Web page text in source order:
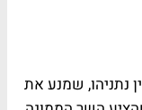
נתניהו, שמנע את